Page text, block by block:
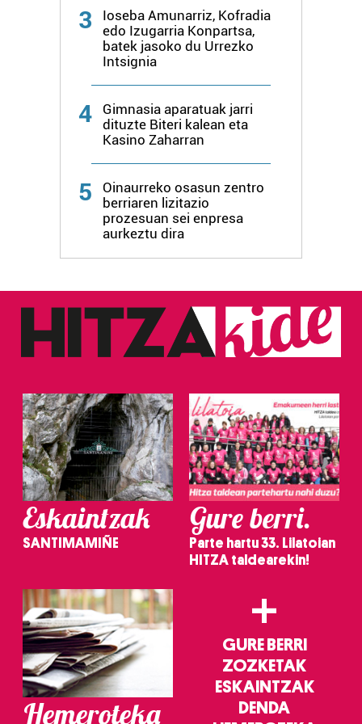
produktuak garatzeko. Zure datuak nork eta zertarako
erabiltzen dituen hauta dezakezu.
Bazkide batzuek ez dizute baimenik eskatzen, eta beren
interes komertzial legitimoetan babesten dira. Ikusi gure
bazkideen zerrenda, beren ustez zein helburutarako
duten interes legitimoa eta horren aurka nola egin
dezakezun ikusteko.
Lortu zure datu pertsonalak prozesatzeko moduari
buruzko informazio gehiago eta ezarri zure lehentasunak
datuen atalean. Edozein unetan alda edo ken dezakezu
zure baimena Cookieen adierazpenean.
zerbitzuak hobetzeko asmoz, cookie teknologiaz
baliatzen gara. Ohar hau onartuz gero, teknologia hori
erabiltzeko baimen esplizitua ematen diguzu.Gehiago
3
Ioseba Amunarriz, Kofradia
edo Izugarria Konpartsa,
batek jasoko du Urrezko
Intsignia
4
Gimnasia aparatuak jarri
dituzte Biteri kalean eta
Kasino Zaharran
5
Oinaurreko osasun zentro
berriaren lizitazio
prozesuan sei enpresa
aurkeztu dira
Eskaintzak
SANTIMAMIÑE
Gure berri.
Parte hartu 33. Lilatoian
HITZA taldearekin!
Hemeroteka
+
GURE BERRI
ZOZKETAK
ESKAINTZAK
DENDA